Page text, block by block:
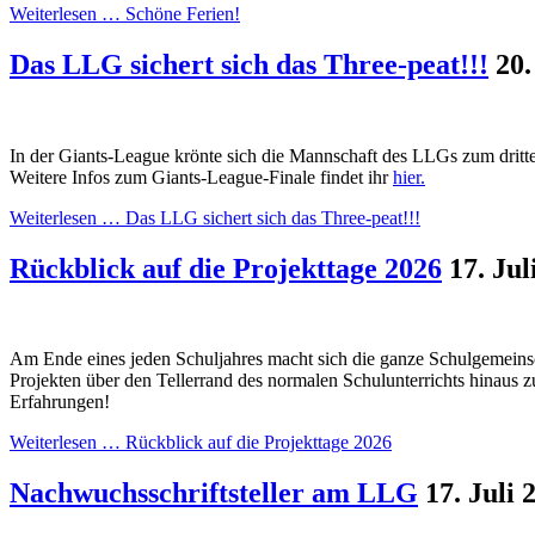
Weiterlesen … Schöne Ferien!
Das LLG sichert sich das Three-peat!!!
In der Giants-League krönte sich die Mannschaft des LLGs zum
Weitere Infos zum Giants-League-Finale findet ihrhier.
Weiterlesen … Das LLG sichert sich das Three-peat!!!
Rückblick auf die Projekttage 2026 17.
Am Ende eines jeden Schuljahres macht sich die ganze
Projekten über den Tellerrand des normalen Schulunterrichts hinaus
Erfahrungen!
Weiterlesen … Rückblick auf die Projekttage 2026
Nachwuchsschriftsteller am LLG 17. Juli